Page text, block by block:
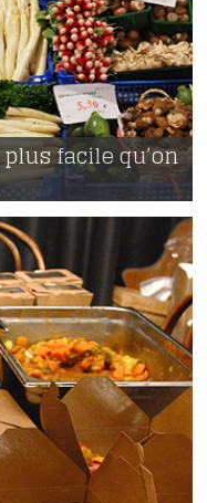
facile qu’on
voir